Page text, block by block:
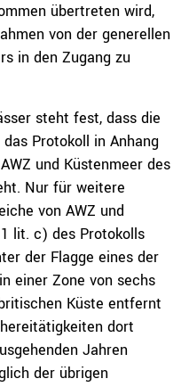
übertreten wird,
von der generellen
in den Zugang zu
steht fest, dass die
Protokoll in Anhang
und Küstenmeer des
Nur für weitere
von AWZ und
lit. c) des Protokolls
der Flagge eines der
einer Zone von sechs
Küste entfernt
dort
Jahren
der übrigen